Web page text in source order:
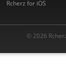
Rcherz for iOS
© 2026